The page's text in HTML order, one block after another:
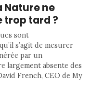
Nature ne
trop tard ?
sont
s’agit de mesurer
par un
largement absente des
French, CEO de My